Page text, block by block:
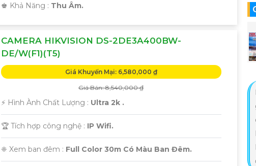
️♚ Khả Năng : Thu Âm.
CAMERA HIKVISION DS-2DE3A400BW-
DE/W(F1)(T5)
Giá Khuyến Mại: 6,580,000 ₫
Giá Bán: 8,540,000 ₫
️⚡ Hình Ành Chất Lượng : Ultra 2k .
🏆 Tích hợp công nghệ : IP Wifi.
❈ Xem ban đêm : Full Color 30m Có Màu Ban Đêm.